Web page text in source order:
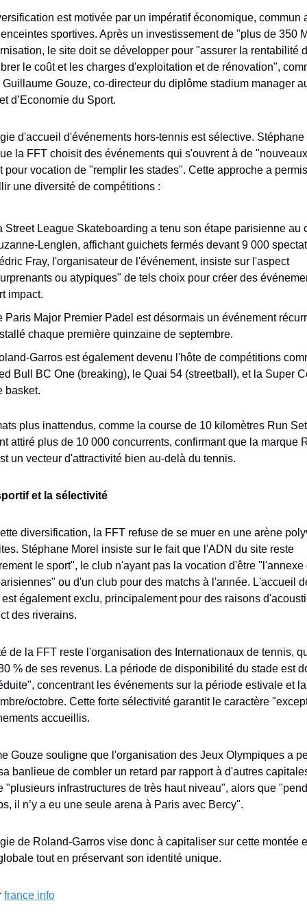
est motivée par un impératif économique, commun
sportives. Après un investissement de "plus de 350
le site doit se développer pour "assurer la rentabilité
le coût et les charges d'exploitation et de rénovation",
Gouze, co-directeur du diplôme stadium manager
d’Economie du Sport.
d'accueil d'événements hors-tennis est sélective. Stéphane
la FFT choisit des événements qui s'ouvrent à de
pour vocation de "remplir les stades". Cette approche a
une diversité de compétitions :
Street League Skateboarding a tenu son étape parisienne au
Lenglen, affichant guichets fermés devant 9 000
Fray, l'organisateur de l'événement, insiste sur l'aspect
ou atypiques" de tels choix pour créer des
impact.
Paris Major Premier Padel est désormais un événement
chaque première quinzaine de septembre.
Garros est également devenu l'hôte de compétitions
Bull BC One (breaking), le Quai 54 (streetball), et la Super
basket.
plus inattendus, comme la course de 10 kilomètres Run
attiré plus de 10 000 concurrents, confirmant que la marque
un vecteur d'attractivité bien au-delà du tennis.
et la sélectivité
diversification, la FFT refuse de se muer en une arène
Stéphane Morel insiste sur le fait que l'ADN du site reste
le sport", le club n'ayant pas la vocation d'être "l'annexe
ou d'un club pour des matchs à l'année. L'accueil
également exclu, principalement pour des raisons
des riverains.
de la FFT reste l'organisation des Internationaux de tennis,
% de ses revenus. La période de disponibilité du stade est
concentrant les événements sur la période estivale et
octobre. Cette forte sélectivité garantit le caractère
accueillis.
Gouze souligne que l'organisation des Jeux Olympiques a
banlieue de combler un retard par rapport à d'autres
"plusieurs infrastructures de très haut niveau", alors que
il n’y a eu une seule arena à Paris avec Bercy".
de Roland-Garros vise donc à capitaliser sur cette montée
tout en préservant son identité unique.
france info